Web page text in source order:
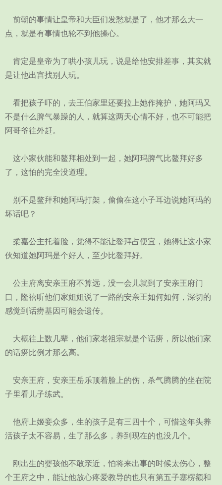
前朝的事情让皇帝和大臣们发愁就是了，他才那么大一
点，就是有事情也轮不到他操心。
肯定是皇帝为了哄小孩儿玩，说是给他安排差事，其实就
是让他出宫找别人玩。
看把孩子吓的，去王伯家里还要拉上她作掩护，她阿玛又
不是什么脾气暴躁的人，就算这两天心情不好，也不可能把
阿哥爷往外赶。
这小家伙能和鳌拜相处到一起，她阿玛脾气比鳌拜好多
了，这怕的完全没道理。
别不是鳌拜和她阿玛打架，偷偷在这小子耳边说她阿玛的
坏话吧？
柔嘉公主托着脸，觉得不能让鳌拜占便宜，她得让这小家
伙知道她阿玛是个好人，至少比鳌拜好。
公主府离安亲王府不算远，没一会儿就到了安亲王府门
口，隆禧听他们家姐姐说了一路的安亲王如何如何，深切的
感觉到话痨基因可能会遗传。
大概往上数几辈，他们家老祖宗就是个话痨，所以他们家
的话痨比例才那么高。
安亲王府，安亲王岳乐顶着脸上的伤，杀气腾腾的坐在院
子里看儿子练武。
他府上姬妾众多，生的孩子足有三四十个，可惜这年头养
活孩子太不容易，生了那么多，养到现在的也没几个。
刚出生的婴孩他不敢亲近，怕将来出事的时候太伤心，整
个王府之中，能让他放心疼爱教导的也只有第五子塞楞额和